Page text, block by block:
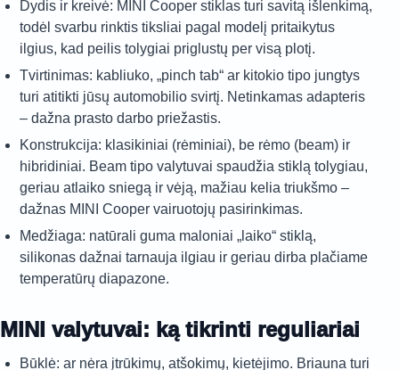
Dydis ir kreivė: MINI Cooper stiklas turi savitą išlenkimą,
todėl svarbu rinktis tiksliai pagal modelį pritaikytus
ilgius, kad peilis tolygiai priglustų per visą plotį.
Tvirtinimas: kabliuko, „pinch tab“ ar kitokio tipo jungtys
turi atitikti jūsų automobilio svirtį. Netinkamas adapteris
– dažna prasto darbo priežastis.
Konstrukcija: klasikiniai (rėminiai), be rėmo (beam) ir
hibridiniai. Beam tipo valytuvai spaudžia stiklą tolygiau,
geriau atlaiko sniegą ir vėją, mažiau kelia triukšmo –
dažnas MINI Cooper vairuotojų pasirinkimas.
Medžiaga: natūrali guma maloniai „laiko“ stiklą,
silikonas dažnai tarnauja ilgiau ir geriau dirba plačiame
temperatūrų diapazone.
MINI valytuvai: ką tikrinti reguliariai
Būklė: ar nėra įtrūkimų, atšokimų, kietėjimo. Briauna turi